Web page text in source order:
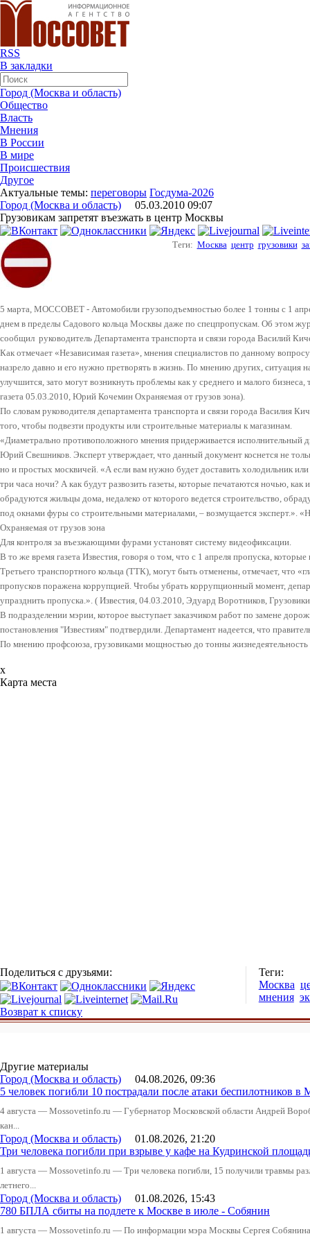
RSS
В закладки
Город (Москва и область)
Общество
Власть
Мнения
В России
В мире
Происшествия
Другое
Актуальные темы: переговоры Госдума-2026
Город (Москва и область) 05.03.2010 09:07
Грузовикам запретят въезжать в центр Москвы
Теги: Москва центр грузовики
5 марта, МОССОВЕТ - Автомобили грузоподъемностью более 1 тонны с 1
днем в пределы Садового кольца Москвы даже по спецпропускам. Об этом
сообщил руководитель Департамента транспорта и связи города Василий
Как отмечает «Независимая газета», мнения специалистов по данному
назрело давно и его нужно претворять в жизнь. По мнению других, ситуация
улучшится, зато могут возникнуть проблемы как у среднего и малого
газета 05.03.2010, Юрий Кочемин Охраняемая от грузов зона).
По словам руководителя департамента транспорта и связи города Василия
того, чтобы подвезти продукты или строительные материалы к магазинам.
«Диаметрально противоположного мнения придерживается исполнительный
Юрий Свешников. Эксперт утверждает, что данный документ коснется не
но и простых москвичей. «А если вам нужно будет доставить холодильник
три часа ночи? А как будут развозить газеты, которые печатаются ночью,
обрадуются жильцы дома, недалеко от которого ведется строительство,
под окнами фуры со строительными материалами, – возмущается эксперт.».
Охраняемая от грузов зона
Для контроля за въезжающими фурами установят систему видеофиксации.
В то же время газета Известия, говоря о том, что с 1 апреля пропуска,
Третьего транспортного кольца (ТТК), могут быть отменены, отмечает, что
пропусков поражена коррупцией. Чтобы убрать коррупционный момент,
упразднить пропуска.». ( Известия, 04.03.2010, Эдуард Воротников,
В подразделении мэрии, которое выступает заказчиком работ по замене
постановления "Известиям" подтвердили. Департамент надеется, что
По мнению профсоюза, грузовиками мощностью до тонны
x
Карта места
Поделиться с друзьями:
Теги:
Москва
мнения
Возврат к списку
Другие материалы
Город (Москва и область) 04.08.2026, 09:36
5 человек погибли 10 пострадали после атаки беспилотников в
4 августа — Mossovetinfo.ru — Губернатор Московской области Андрей
кан...
Город (Москва и область) 01.08.2026, 21:20
Три человека погибли при взрыве у кафе на Кудринской
1 августа — Mossovetinfo.ru — Три человека погибли, 15 получили травмы
летнего...
Город (Москва и область) 01.08.2026, 15:43
780 БПЛА сбиты на подлете к Москве в июле - Собянин
1 августа — Mossovetinfo.ru — По информации мэра Москвы Сергея